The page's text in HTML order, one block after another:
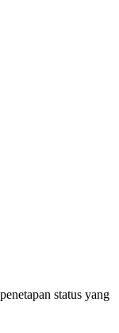
status yang